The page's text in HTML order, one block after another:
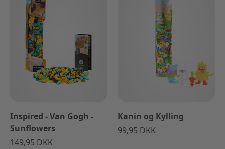
Inspired - Van Gogh -
Sunflowers
149,95 DKK
Kanin og Kylling
99,95 DKK